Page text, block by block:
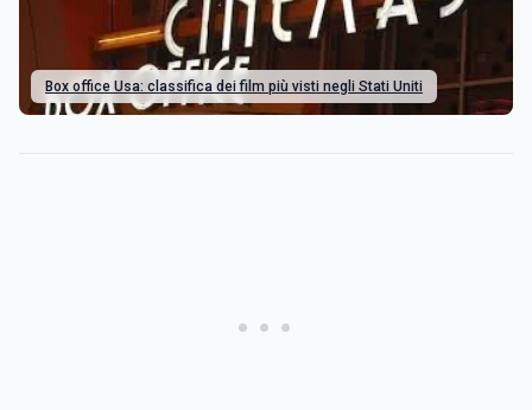
Box office Usa: classifica dei film più visti negli Stati Uniti